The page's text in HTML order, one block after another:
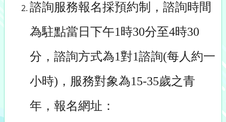
諮詢服務報名採預約制，諮詢時間
為駐點當日下午1時30分至4時30
分，諮詢方式為1對1諮詢(每人約一
小時)，服務對象為15-35歲之青
年，報名網址：